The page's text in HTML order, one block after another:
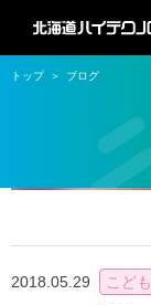
トップ ブログ
2018.05.29 こど